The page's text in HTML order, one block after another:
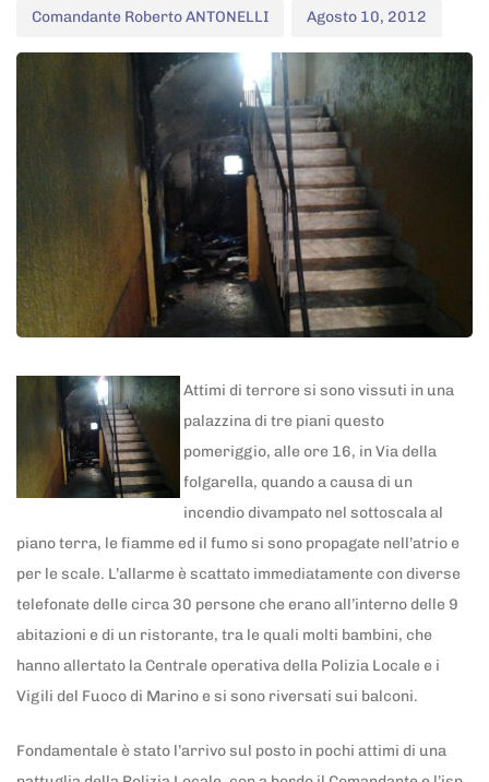
Comandante Roberto ANTONELLI Agosto 10, 2012
Attimi di terrore si sono vissuti in una
palazzina di tre piani questo
pomeriggio, alle ore 16, in Via della
folgarella, quando a causa di un
incendio divampato nel sottoscala al
piano terra, le fiamme ed il fumo si sono propagate nell’atrio e
per le scale. L’allarme è scattato immediatamente con diverse
telefonate delle circa 30 persone che erano all’interno delle 9
abitazioni e di un ristorante, tra le quali molti bambini, che
hanno allertato la Centrale operativa della Polizia Locale e i
Vigili del Fuoco di Marino e si sono riversati sui balconi.
Fondamentale è stato l’arrivo sul posto in pochi attimi di una